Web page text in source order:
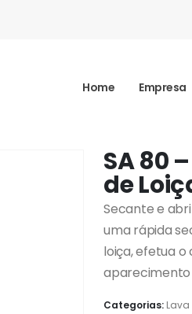
Home Empresa
SA 80
de
Secante e
uma rápida
loiça, efetua
aparecimento
Categorias: Lava